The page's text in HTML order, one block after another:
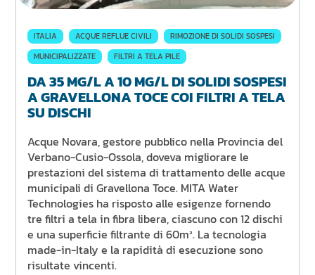
ITALIA ACQUE REFLUE CIVILI
RIMOZIONE DI SOLIDI SOSPESI
MUNICIPALIZZATE
FILTRI A TELA PILE
DA 35 MG/L A 10 MG/L DI SOLIDI SOSPESI
A GRAVELLONA TOCE COI FILTRI A TELA
SU DISCHI
Acque Novara, gestore pubblico nella Provincia del
Verbano-Cusio-Ossola, doveva migliorare le
prestazioni del sistema di trattamento delle acque
municipali di Gravellona Toce. MITA Water
Technologies ha risposto alle esigenze fornendo
tre filtri a tela in fibra libera, ciascuno con 12 dischi
e una superficie filtrante di 60m². La tecnologia
made-in-Italy e la rapidità di esecuzione sono
risultate vincenti.